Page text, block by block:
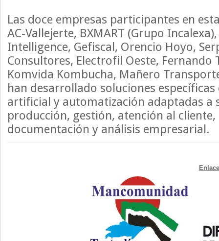
Las doce empresas participantes en
AC-Vallejerte, BXMART (Grupo
Intelligence, Gefiscal, Orencio Hoyo,
Consultores, Electrofil Oeste, Fernando
Komvida Kombucha, Mañero
han desarrollado soluciones
artificial y automatización adaptadas a
producción, gestión, atención al
documentación y análisis empresarial.